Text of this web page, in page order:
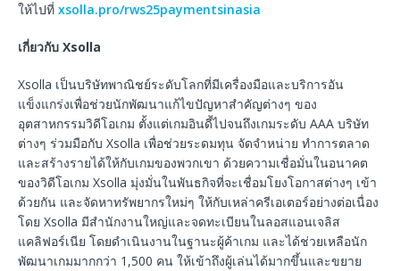
ให้ไปที่ xsolla.pro/rws25paymentsinasia
เกี่ยวกับ Xsolla
Xsolla เป็นบริษัทพาณิชย์ระดับโลกที่มีเครื่องมือและบริการอัน
แข็งแกร่งเพื่อช่วยนักพัฒนาแก้ไขปัญหาสำคัญต่างๆ ของ
อุตสาหกรรมวิดีโอเกม ตั้งแต่เกมอินดี้ไปจนถึงเกมระดับ AAA บริษัท
ต่างๆ ร่วมมือกับ Xsolla เพื่อช่วยระดมทุน จัดจำหน่าย ทำการตลาด
และสร้างรายได้ให้กับเกมของพวกเขา ด้วยความเชื่อมั่นในอนาคต
ของวิดีโอเกม Xsolla มุ่งมั่นในพันธกิจที่จะเชื่อมโยงโอกาสต่างๆ เข้า
ด้วยกัน และจัดหาทรัพยากรใหม่ๆ ให้กับเหล่าครีเอเตอร์อย่างต่อเนื่อง
โดย Xsolla มีสำนักงานใหญ่และจดทะเบียนในลอสแอนเจลิส
แคลิฟอร์เนีย โดยดำเนินงานในฐานะผู้ค้าเกม และได้ช่วยเหลือนัก
พัฒนาเกมมากกว่า 1,500 คน ให้เข้าถึงผู้เล่นได้มากขึ้นและขยาย